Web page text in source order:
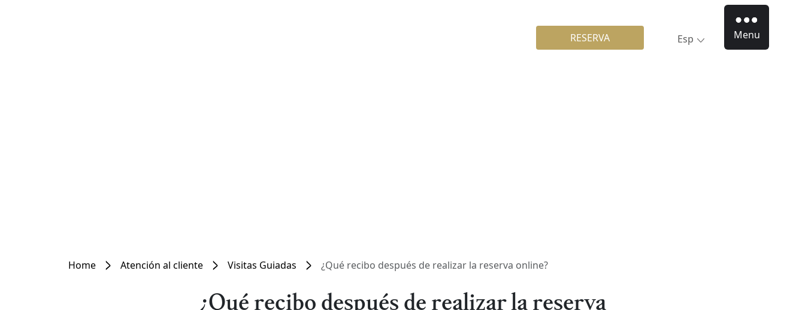
RESERVA Esp Menu
Home Atención al cliente Visitas Guiadas ¿Qué recibo después de realizar la reserva online?
¿Qué recibo después de realizar la reserva